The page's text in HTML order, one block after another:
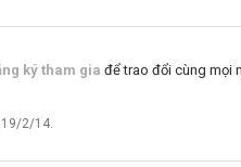
ký tham gia để trao đổi cùng mọi
19/2/14.